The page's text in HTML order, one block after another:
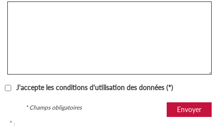
J'accepte les conditions d'utilisation des données (*)
Envoyer
* Champs obligatoires
* :